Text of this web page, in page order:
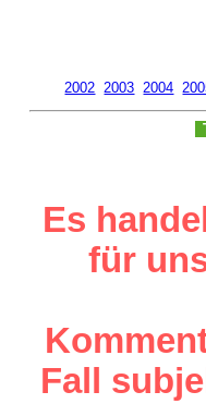
2002 2003 2004
Es
für
Fall